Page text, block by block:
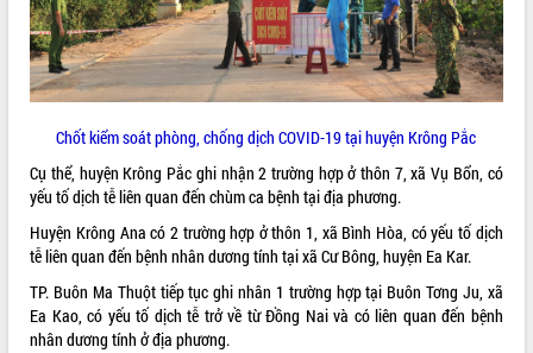
QUY HOẠCH - KẾ HOẠCH
Chốt kiểm soát phòng, chống dịch COVID-19 tại huyện Krông Pắc
Cụ thể, huyện Krông Pắc ghi nhận 2 trường hợp ở thôn 7, xã Vụ Bổn, có
yếu tố dịch tễ liên quan đến chùm ca bệnh tại địa phương.
Huyện Krông Ana có 2 trường hợp ở thôn 1, xã Bình Hòa, có yếu tố dịch
tễ liên quan đến bệnh nhân dương tính tại xã Cư Bông, huyện Ea Kar.
TP. Buôn Ma Thuột tiếp tục ghi nhân 1 trường hợp tại Buôn Tơng Ju, xã
Ea Kao, có yếu tố dịch tễ trở về từ Đồng Nai và có liên quan đến bệnh
nhân dương tính ở địa phương.